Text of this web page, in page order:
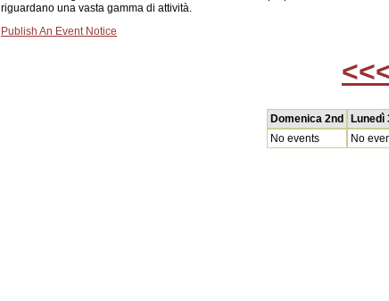
riguardano una vasta gamma di attività.
Publish An Event Notice
Domenica 2nd Lunedì
No events
No